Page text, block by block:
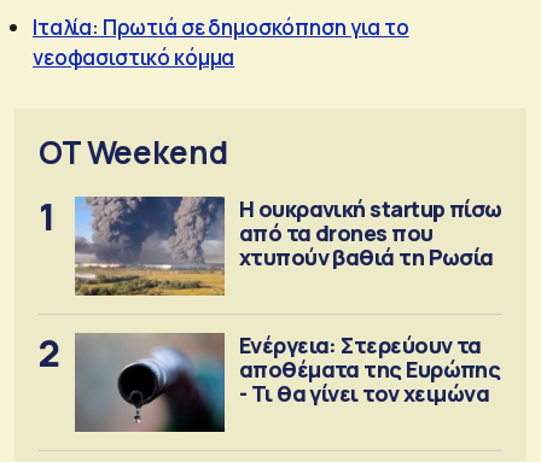
Ιταλία: Πρωτιά σε δημοσκόπηση για το
νεοφασιστικό κόμμα
OT Weekend
1
Η ουκρανική startup πίσω
από τα drones που
χτυπούν βαθιά τη Ρωσία
2
Ενέργεια: Στερεύουν τα
αποθέματα της Ευρώπης
- Τι θα γίνει τον χειμώνα